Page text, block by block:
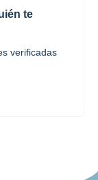
te
verificadas